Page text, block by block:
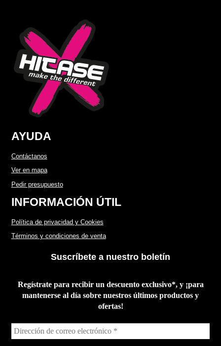
AYUDA
Contáctanos
Ver en mapa
Pedir presupuesto
INFORMACIÓN ÚTIL
Política de privacidad y Cookies
Términos y condiciones de venta
Suscríbete a nuestro boletín
Regístrate para recibir un descuento exclusivo*, y ¡para
mantenerse al día sobre nuestros últimos productos y
ofertas!